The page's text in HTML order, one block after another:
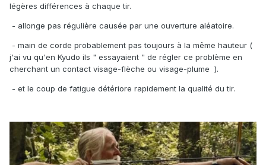
légères différences à chaque tir.
- allonge pas régulière causée par une ouverture aléatoire.
- main de corde probablement pas toujours à la même hauteur (
j'ai vu qu'en Kyudo ils " essayaient " de régler ce problème en
cherchant un contact visage-flèche ou visage-plume ).
- et le coup de fatigue détériore rapidement la qualité du tir.